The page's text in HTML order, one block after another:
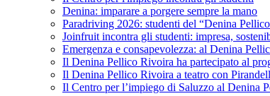
Denina: imparare a porgere sempre la mano
Paradriving 2026: studenti del “Denina
Joinfruit incontra gli studenti: impresa,
Emergenza e consapevolezza: al Denina
Il Denina Pellico Rivoira ha partecipato al
Il Denina Pellico Rivoira a teatro con
Il Centro per l’impiego di Saluzzo al Denina